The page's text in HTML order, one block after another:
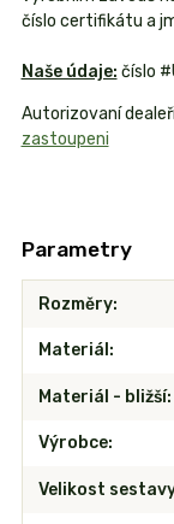
číslo certifikátu a
Naše údaje: číslo
Autorizovaní
zastoupeni
Parametry
Rozměry
Materiál
Materiál - bližší
Výrobce
Velikost